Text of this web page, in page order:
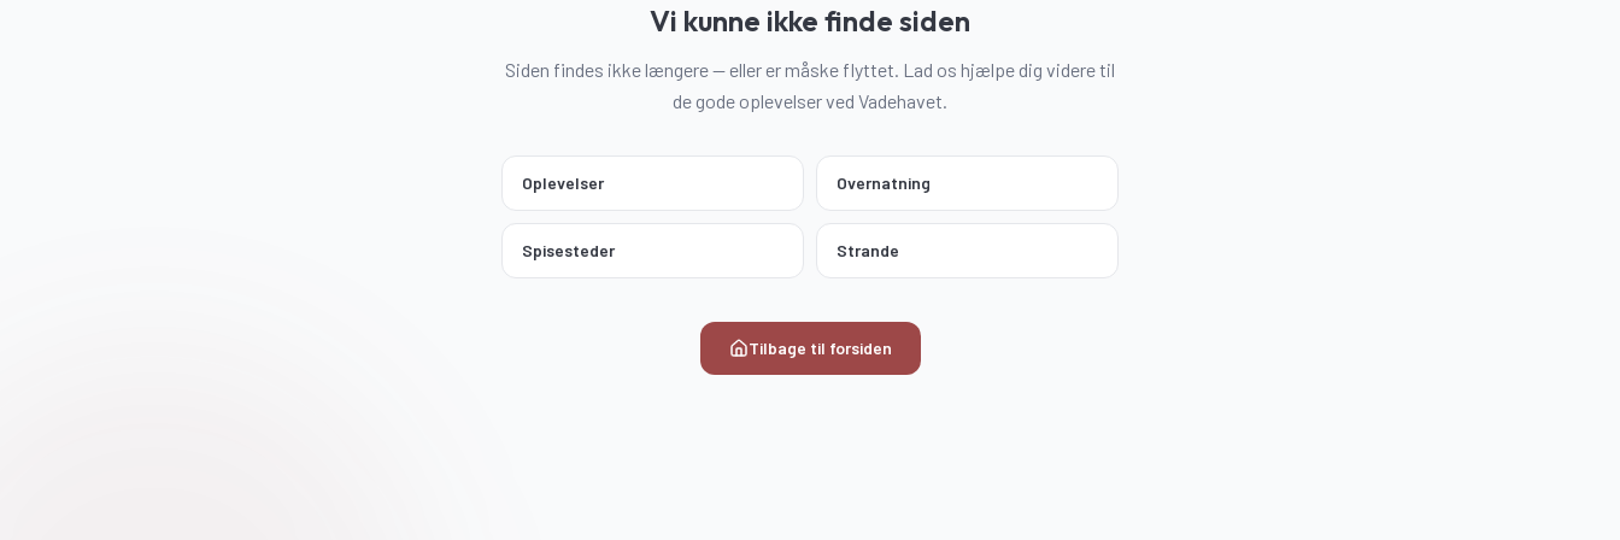
Vi kunne ikke finde siden
Siden findes ikke længere — eller er måske flyttet. Lad os hjælpe dig videre til
de gode oplevelser ved Vadehavet.
Oplevelser Overnatning
Spisesteder Strande
Tilbage til forsiden